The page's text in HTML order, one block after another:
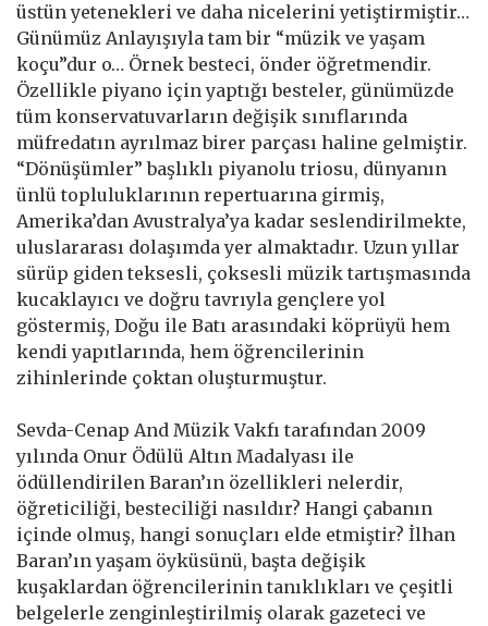
üstün yetenekleri ve daha nicelerini yetiştirmiştir…
Günümüz Anlayışıyla tam bir “müzik ve yaşam
koçu”dur o… Örnek besteci, önder öğretmendir.
Özellikle piyano için yaptığı besteler, günümüzde
tüm konservatuvarların değişik sınıflarında
müfredatın ayrılmaz birer parçası haline gelmiştir.
“Dönüşümler” başlıklı piyanolu triosu, dünyanın
ünlü topluluklarının repertuarına girmiş,
Amerika’dan Avustralya’ya kadar seslendirilmekte,
uluslararası dolaşımda yer almaktadır. Uzun yıllar
sürüp giden teksesli, çoksesli müzik tartışmasında
kucaklayıcı ve doğru tavrıyla gençlere yol
göstermiş, Doğu ile Batı arasındaki köprüyü hem
kendi yapıtlarında, hem öğrencilerinin
zihinlerinde çoktan oluşturmuştur.
Sevda-Cenap And Müzik Vakfı tarafından 2009
yılında Onur Ödülü Altın Madalyası ile
ödüllendirilen Baran’ın özellikleri nelerdir,
öğreticiliği, besteciliği nasıldır? Hangi çabanın
içinde olmuş, hangi sonuçları elde etmiştir? İlhan
Baran’ın yaşam öyküsünü, başta değişik
kuşaklardan öğrencilerinin tanıklıkları ve çeşitli
belgelerle zenginleştirilmiş olarak gazeteci ve